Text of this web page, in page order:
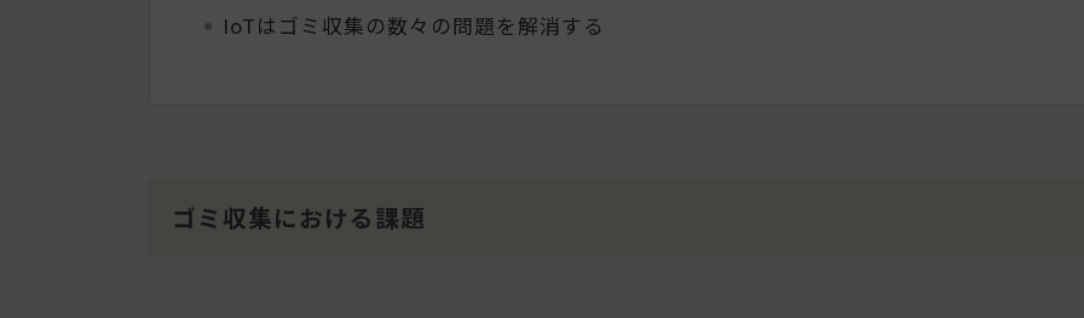
IoTはゴミ収集の数々の問題を解消する
ゴミ収集における課題